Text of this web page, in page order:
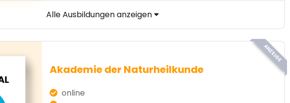
Alle Ausbildungen anzeigen
ANZEIGE
Akademie der Naturheilkunde
online